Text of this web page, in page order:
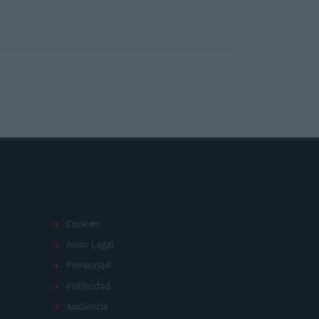
Cookies
Aviso Legal
Privacidad
Publicidad
Audiencia